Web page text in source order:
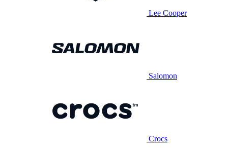
Lee Cooper
Salomon
Crocs